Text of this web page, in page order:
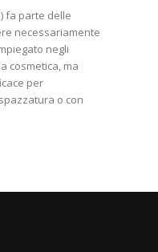
fa parte delle
necessariamente
negli
cosmetica, ma
per
o con